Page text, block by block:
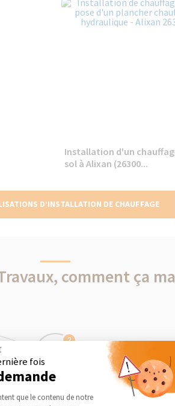
Installation d'un
sol à Alixan (26300...
D’INSTALLATION DE CHAUFFAGE
comment ça
2
des devis gratuits
fois
Gestion du
que le contenu de notre